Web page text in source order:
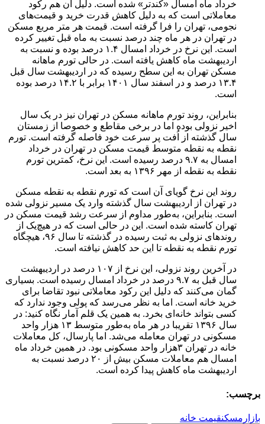
خرداد ماه امسال «کندتر» شده است. دلیل آن هم رکود
معاملاتی است که به دلیل کاهش قدرت خرید و قیمت‌های
نجومی، تهران را فرا گرفته است. قیمت هر متر مربع مسکن
در تهران در هر ماه چند درصد نسبت به ماه قبل تغییر کرده
است. این نرخ در خرداد امسال ۱.۴ درصد بوده و نسبت به
اردیبهشت ماه کاهش یافته است. در حالی تورم ماهانه
مسکن تهران به این سطح رسیده که در اردیبهشت سال قبل
۱۳.۴ درصد و در اسفند سال ۱۴۰۱ برابر با ۱۴.۲ درصد بوده
است.
بنابراین، روند تورم ماهانه مسکن در تهران نیز در یک سال
اخیر نزولی بوده اما در برخی مقاطع و خصوصا از زمستان
سال گذشته از اُفت پر سرعت خود فاصله گرفته است. تورم
نقطه به نقطه متوسط قیمت مسکن در تهران در خرداد
امسال به ۹.۷ درصد رسیده است. این نرخ، کمترین تورم
نقطه به نقطه از مهر ۱۳۹۶ به بعد است.
روند این نرخ گویای آن است که تورم نقطه به نقطه مسکن
در تهران از اردیبهشت سال گذشته وارد یک مسیر نزولی شده
است. بنابراین، به‌طور مداوم از سرعت رشد قیمت مسکن در
تهران کاسته شده است. این در حالی است که در هیچ‌یک از
روندهای نزولی به ثبت رسیده در گذشته تا سال ۹۶، هیچگاه
تورم نقطه به نقطه تا این حد کاهش نیافته است.
در آخرین روند نزولی، این نرخ از ۱۰۷ درصد در اردیبهشت
سال قبل به ۹.۷ درصد در خرداد امسال رسیده است. بسیاری
گمان می‌کنند که دلیل این رکود معاملاتی نبود تقاضا برای
خرید خانه است. اما به نظر می‌رسد که پولی وجود ندارد که
کسی بتواند خانه‌ای بخرد. به همین یک قلم آمار نگاه کنید: ‌در
سال ۱۳۹۶ تقریبا در هر ماه به‌طور متوسط ۱۳ هزار واحد
مسکونی در تهران معامله می‌شد. اما پارسال، کل معاملات
خانه در تهران ۳هزار واحد مسکونی بود. در همین خرداد ماه
امسال هم معاملات مسکن بیش از ۲۰ درصد نسبت به
اردیبهشت ماه کاهش پیدا کرده است.
برچسب:
بازارمسکنقیمت خانه